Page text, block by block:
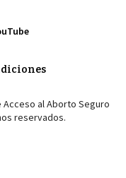
Acceso al Aborto Seguro
reservados.